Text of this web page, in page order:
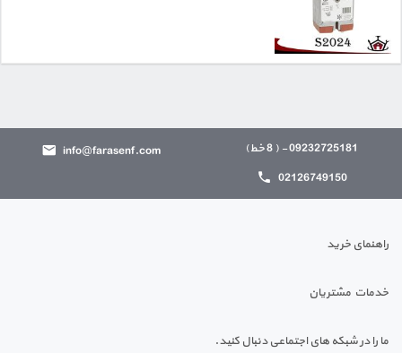
09232725181 - ( 8 خط)
02126749150
info@farasenf.com
راهنمای خرید
خدمات مشتریان
ما را در شبکه های اجتماعی دنبال کنید.